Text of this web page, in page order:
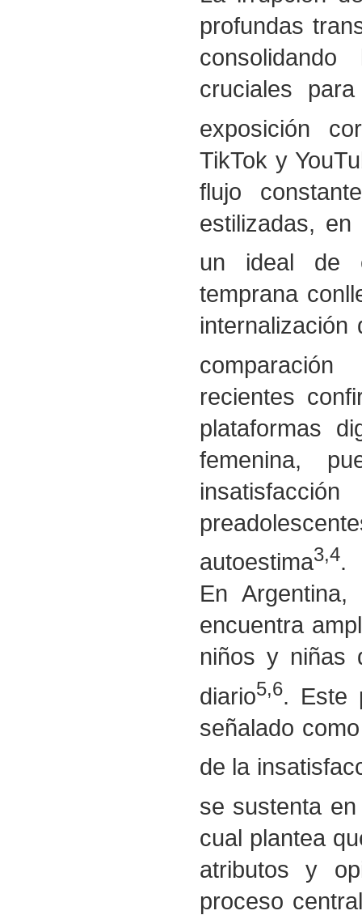
profundas
cruciales
exposición
TikTok y
flujo
estilizadas,
un ideal de
temprana
internalización
recientes
plataformas
femenina,
autoestima3,4.
En
encuentra
niños y niñas
diario5,6. Este
señalado
de la
se sustenta
cual plantea
atributos y
proceso